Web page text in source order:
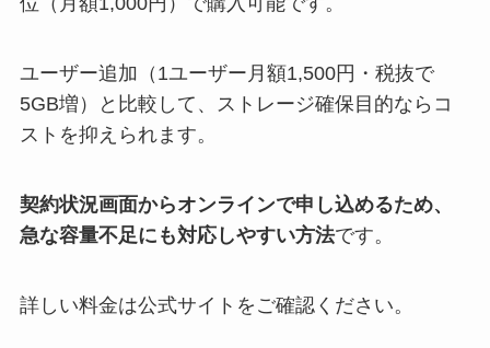
ユーザー追加（1ユーザー月額1,500円・税抜で
5GB増）と比較して、ストレージ確保目的ならコ
ストを抑えられます。
契約状況画面からオンラインで申し込めるため、
急な容量不足にも対応しやすい方法です。
詳しい料金は公式サイトをご確認ください。